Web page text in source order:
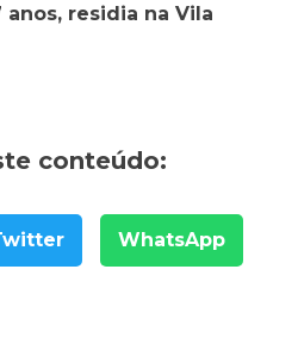
anos, residia na Vila
conteúdo:
WhatsApp